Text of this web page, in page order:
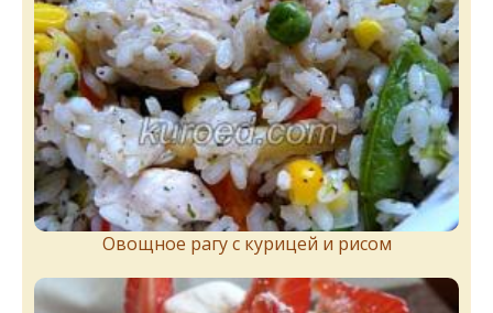
Овощное рагу с курицей и рисом